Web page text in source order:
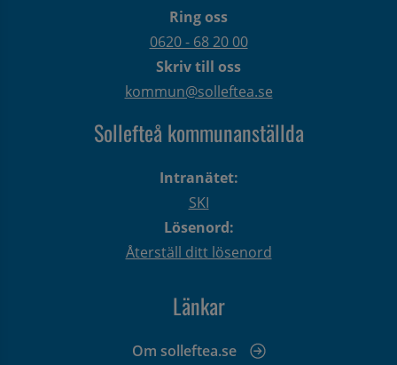
Ring oss
0620 - 68 20 00
Skriv till oss
kommun@solleftea.se
Sollefteå kommunanställda
Intranätet:
SKI
Lösenord:
Återställ ditt lösenord
Länkar
Om solleftea.se